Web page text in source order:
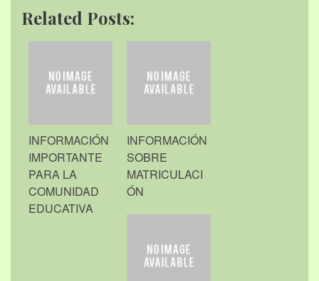
Related Posts:
INFORMACIÓN
IMPORTANTE
PARA LA
COMUNIDAD
EDUCATIVA
INFORMACIÓN
SOBRE
MATRICULACI
ÓN